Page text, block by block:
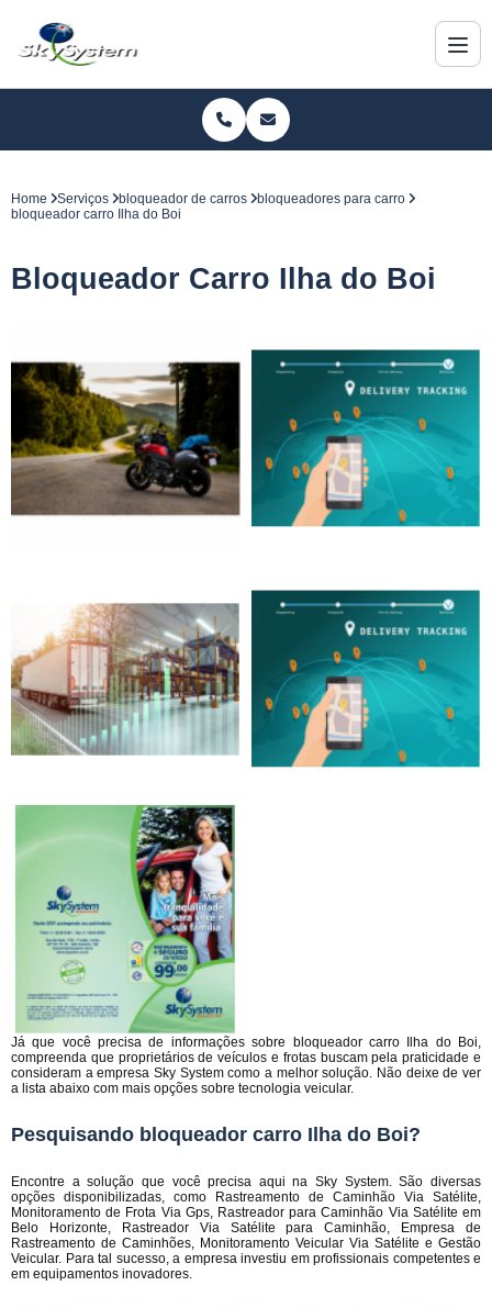
Home Serviços bloqueador de carros
bloqueadores para carro
bloqueador carro Ilha do Boi
Bloqueador Carro Ilha do Boi
Já que você precisa de informações sobre bloqueador carro Ilha do Boi,
compreenda que proprietários de veículos e frotas buscam pela praticidade e
consideram a empresa Sky System como a melhor solução. Não deixe de ver
a lista abaixo com mais opções sobre tecnologia veicular.
Pesquisando bloqueador carro Ilha do Boi?
Encontre a solução que você precisa aqui na Sky System. São diversas
opções disponibilizadas, como Rastreamento de Caminhão Via Satélite,
Monitoramento de Frota Via Gps, Rastreador para Caminhão Via Satélite em
Belo Horizonte, Rastreador Via Satélite para Caminhão, Empresa de
Rastreamento de Caminhões, Monitoramento Veicular Via Satélite e Gestão
Veicular. Para tal sucesso, a empresa investiu em profissionais competentes e
em equipamentos inovadores.